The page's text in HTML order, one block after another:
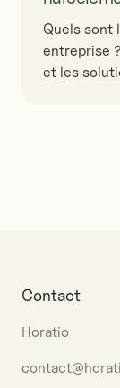
Quels sont
entreprise
et les
Contact
Horatio